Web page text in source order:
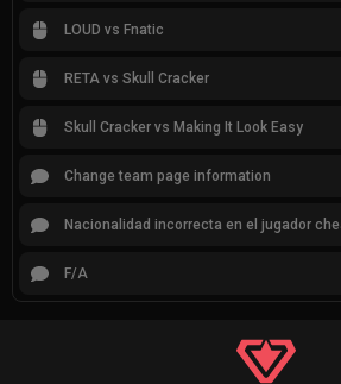
LOUD vs Fnatic
RETA vs Skull Cracker
Skull Cracker vs Making It Look Easy
Change team page information
Nacionalidad incorrecta en el jugador
F/A